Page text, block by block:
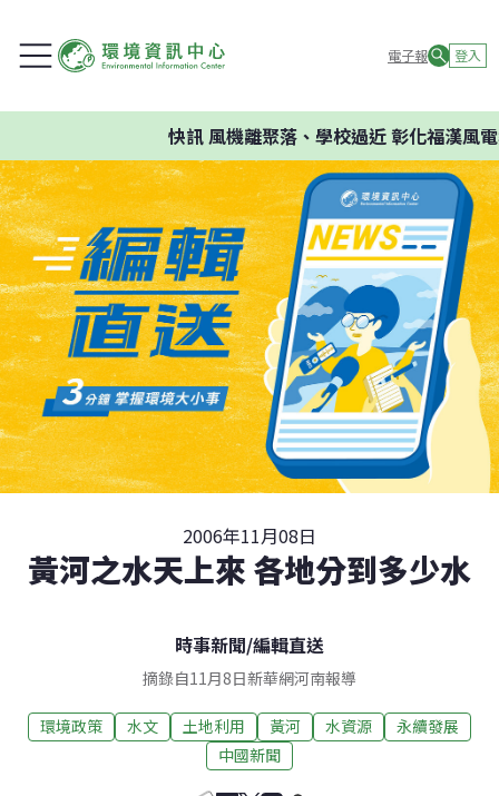
電子報 登入
快訊風機離聚落、學校過近 彰化福漢風電
2006年11月08日
黃河之水天上來 各地分到多少水
時事新聞/編輯直送
摘錄自11月8日新華網河南報導
環境政策 水文 土地利用 黃河 水資源
永續發展
中國新聞